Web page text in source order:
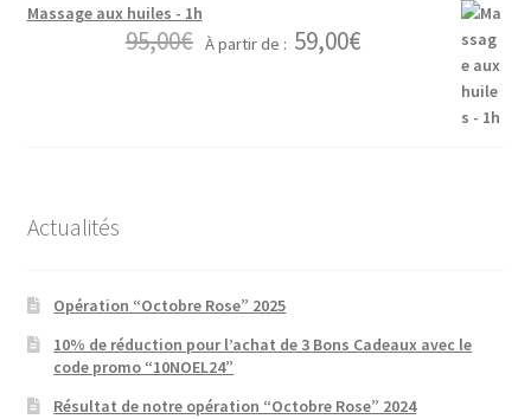
Massage aux huiles - 1h
95,00€ À partir de : 59,00€
Actualités
Opération “Octobre Rose” 2025
10% de réduction pour l’achat de 3 Bons Cadeaux avec le
code promo “10NOEL24”
Résultat de notre opération “Octobre Rose” 2024